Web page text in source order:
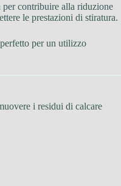
per contribuire alla riduzione
le prestazioni di stiratura.
per un utilizzo
i residui di calcare